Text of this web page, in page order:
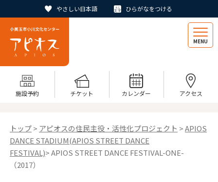
やさしい日本語 ひらがなをつける
MENU
施設予約 チケット カレンダー アクセス
トップ> アピオスの住民主役・活性化プロジェクト >APIOS
DANCE STADIUM(APIOS STREET DANCE
FESTIVAL)> APIOS STREET DANCE FESTIVAL-ONE-
（2017）